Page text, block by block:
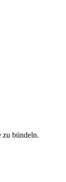
zu bündeln.